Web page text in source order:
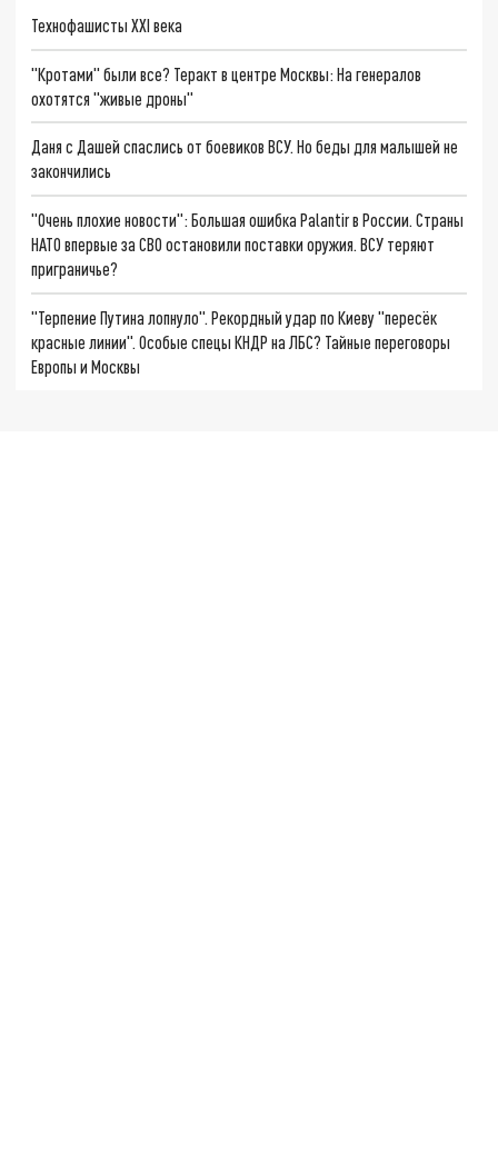
Технофашисты XXI века
"Кротами" были все? Теракт в центре Москвы: На генералов
охотятся "живые дроны"
Даня с Дашей спаслись от боевиков ВСУ. Но беды для малышей не
закончились
"Очень плохие новости": Большая ошибка Palantir в России. Страны
НАТО впервые за СВО остановили поставки оружия. ВСУ теряют
приграничье?
"Терпение Путина лопнуло". Рекордный удар по Киеву "пересёк
красные линии". Особые спецы КНДР на ЛБС? Тайные переговоры
Европы и Москвы